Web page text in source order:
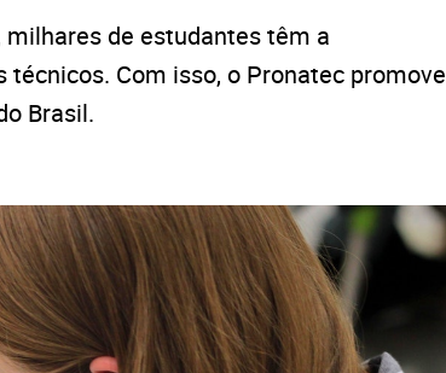
de estudantes têm a
Com isso, o Pronatec promove
Brasil.